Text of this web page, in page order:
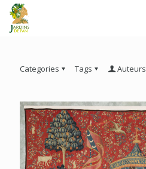
Categories Tags Auteurs